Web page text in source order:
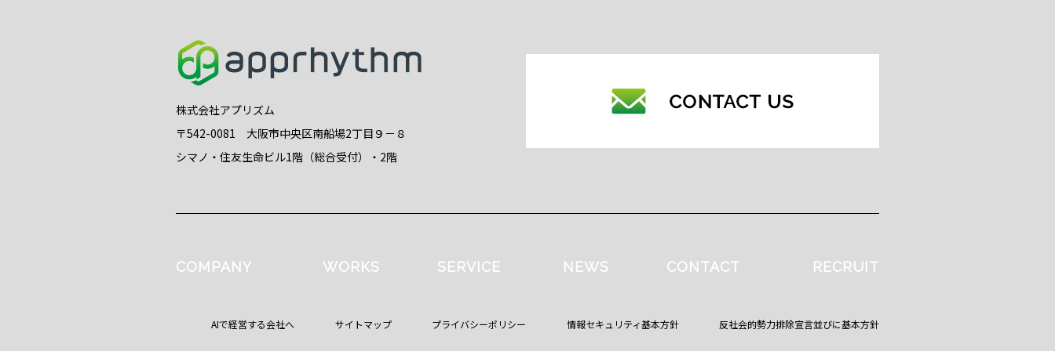
株式会社アプリズム
〒542-0081 大阪市中央区南船場2丁目９－８
シマノ・住友生命ビル1階（総合受付）・2階
COMPANY WORKS SERVICE NEWS CONTACT RECRUIT
AIで経営する会社へ サイトマップ プライバシーポリシー 情報セキュリティ基本方針 反社会的勢力排除宣言並びに基本方針